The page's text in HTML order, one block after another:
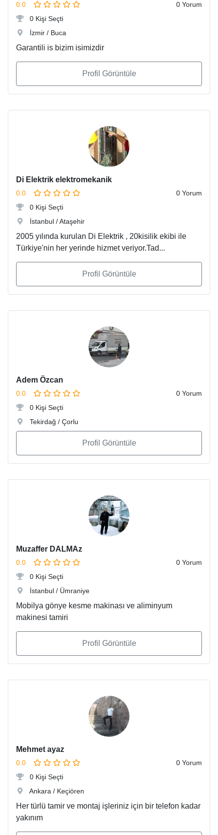
0.0
0 Yorum
0 Kişi Seçti
İzmir / Buca
Garantili is bizim isimizdir
Profil Görüntüle
Di Elektrik elektromekanik
0.0
0 Yorum
0 Kişi Seçti
İstanbul / Ataşehir
2005 yılında kurulan Di Elektrik , 20kisilik ekibi ile
Türkiye'nin her yerinde hizmet veriyor.Tad...
Profil Görüntüle
Adem Özcan
0.0
0 Yorum
0 Kişi Seçti
Tekirdağ / Çorlu
Profil Görüntüle
Muzaffer DALMAz
0.0
0 Yorum
0 Kişi Seçti
İstanbul / Ümraniye
Mobilya gönye kesme makinası ve aliminyum
makinesi tamiri
Profil Görüntüle
Mehmet ayaz
0.0
0 Yorum
0 Kişi Seçti
Ankara / Keçiören
Her türlü tamir ve montaj işleriniz için bir telefon kadar
yakınım